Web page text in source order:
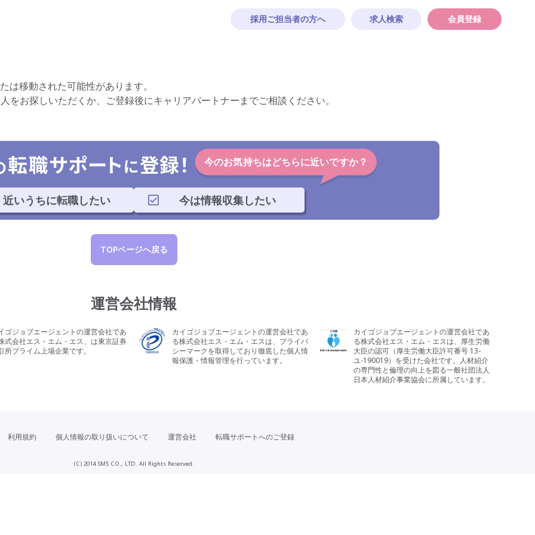
採用ご担当者の方へ 求人検索 会員登録
は移動された可能性があります。
をお探しいただくか、ご登録後にキャリアパートナーまでご相談ください。
今のお気持ちはどちらに近いですか？
近いうちに転職したい 今は情報収集したい
TOPページへ戻る
運営会社情報
ゴジョブエージェントの運営会社であ
式会社エス・エム・エス、は東京証券
所プライム上場企業です。
カイゴジョブエージェントの運営会社であ
る株式会社エス・エム・エスは、プライバ
シーマークを取得しており徹底した個人情
報保護・情報管理を行っています。
カイゴジョブエージェントの運営会社であ
る株式会社エス・エム・エスは、厚生労働
大臣の認可（厚生労働大臣許可番号 13-
ユ-190019）を受けた会社です。人材紹介
の専門性と倫理の向上を図る一般社団法人
日本人材紹介事業協会に所属しています。
利用規約 個人情報の取り扱いについて 運営会社 転職サポートへのご登録
(C) 2014 SMS CO., LTD. All Rights Reserved.